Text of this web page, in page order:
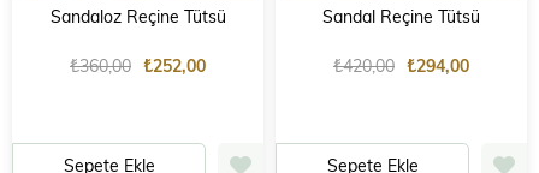
Sandaloz Reçine Tütsü
₺252,00
₺360,00
Sepete Ekle
Sandal Reçine Tütsü
₺294,00
₺420,00
Sepete Ekle